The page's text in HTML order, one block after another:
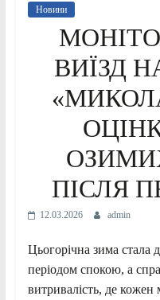
Новини
ВИЇЗД
ПІСЛЯ
12.03.2026 admin
Цьогорічна зима стала
періодом спокою, а
витривалість, де